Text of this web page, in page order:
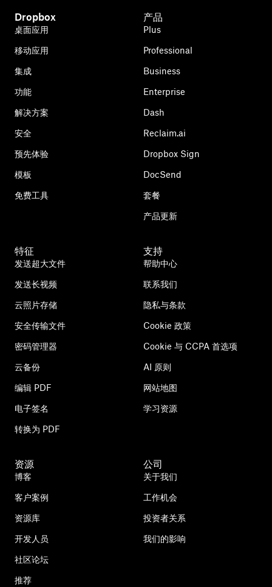
Dropbox
桌面应用
移动应用
集成
功能
解决方案
安全
预先体验
模板
免费工具
产品
Plus
Professional
Business
Enterprise
Dash
Reclaim.ai
Dropbox Sign
DocSend
套餐
产品更新
特征
发送超大文件
发送长视频
云照片存储
安全传输文件
密码管理器
云备份
编辑 PDF
电子签名
转换为 PDF
支持
帮助中心
联系我们
隐私与条款
Cookie 政策
Cookie 与 CCPA 首选项
AI 原则
网站地图
学习资源
资源
博客
客户案例
资源库
开发人员
社区论坛
推荐
公司
关于我们
工作机会
投资者关系
我们的影响